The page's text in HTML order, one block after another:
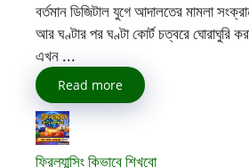
বর্তমান ডিজিটাল যুগে আদালতের মামলা
আর ঘণ্টার পর ঘণ্টা কোর্ট চত্বরে ঘোরাঘুরি
এখন ...
Read more
ফ্রিল্যান্সিং কিভাবে শিখবো